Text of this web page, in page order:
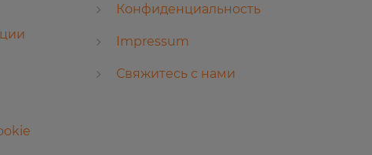
Конфиденциальность
Impressum
Свяжитесь с нами